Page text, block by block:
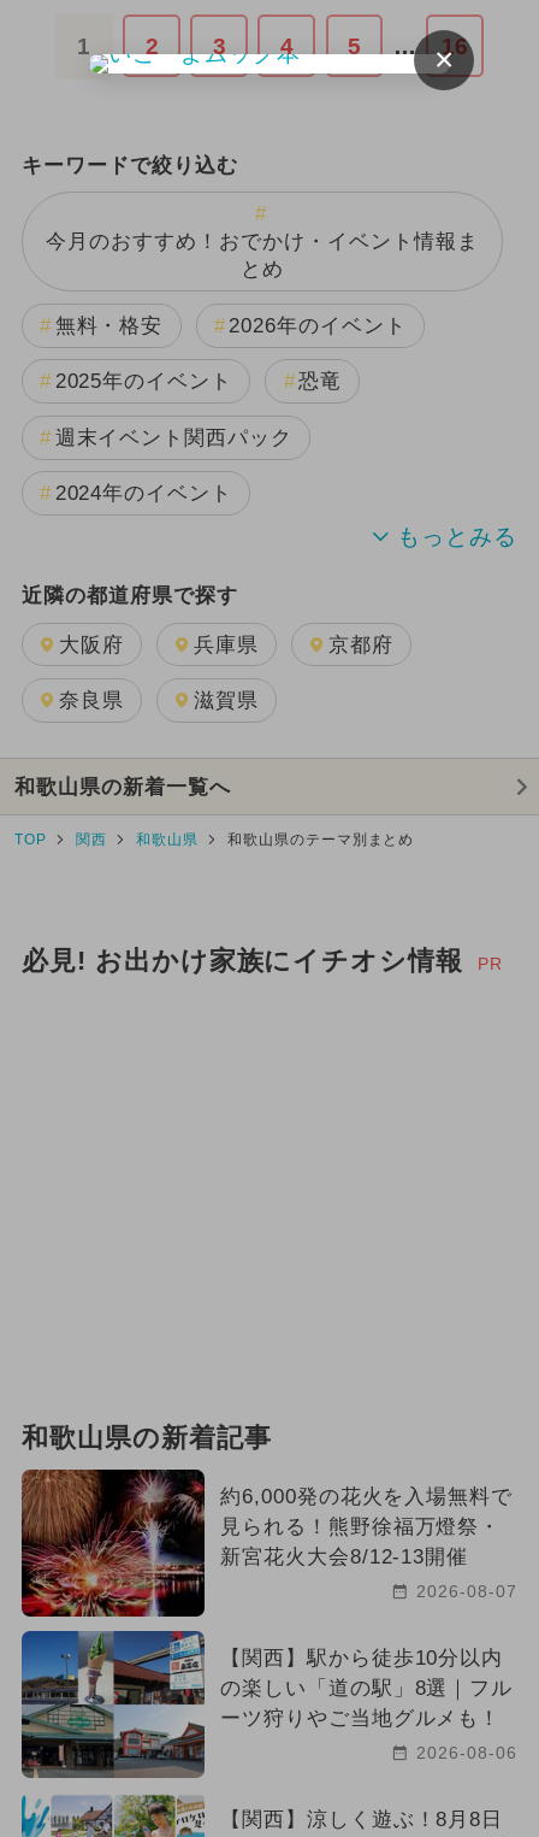
1 2 3 4 5 … 16
キーワードで絞り込む
今月のおすすめ！おでかけ・イベント情報ま
とめ
無料・格安 2026年のイベント
2025年のイベント 恐竜
週末イベント関西パック
2024年のイベント
ランキング
夏休み 日帰り
2024年7月のイベント
2025年2月のイベント
グルメフェス 2025年1月のイベント
2024年10月のイベント
ご当地グルメ・限定メニュー
2025年4月のイベント
2025年7月のイベント
2025年10月のイベント
シルバーウィーク・秋の連休
2026年5月のイベント
近隣の都道府県で探す
大阪府 兵庫県 京都府
奈良県 滋賀県
和歌山県の新着一覧へ
TOP 関西 和歌山県 和歌山県のテーマ別まとめ
必見! お出かけ家族にイチオシ情報 PR
和歌山県の新着記事
約6,000発の花火を入場無料で
見られる！熊野徐福万燈祭・
新宮花火大会8/12-13開催
2026-08-07
【関西】駅から徒歩10分以内
の楽しい「道の駅」8選｜フル
ーツ狩りやご当地グルメも！
2026-08-06
【関西】涼しく遊ぶ！8月8日
×